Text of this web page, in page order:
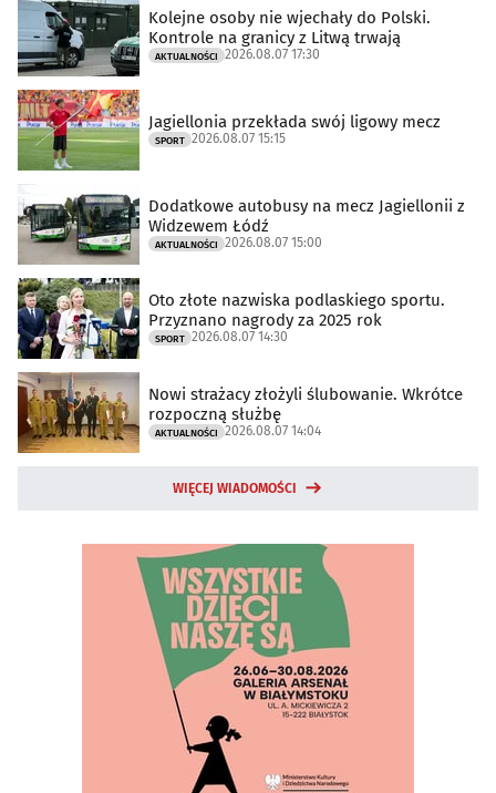
Kolejne osoby nie wjechały do Polski.
Kontrole na granicy z Litwą trwają
AKTUALNOŚCI 2026.08.07 17:30
Jagiellonia przekłada swój ligowy mecz
SPORT 2026.08.07 15:15
Dodatkowe autobusy na mecz Jagiellonii z
Widzewem Łódź
AKTUALNOŚCI 2026.08.07 15:00
Oto złote nazwiska podlaskiego sportu.
Przyznano nagrody za 2025 rok
SPORT 2026.08.07 14:30
Nowi strażacy złożyli ślubowanie. Wkrótce
rozpoczną służbę
AKTUALNOŚCI 2026.08.07 14:04
WIĘCEJ WIADOMOŚCI